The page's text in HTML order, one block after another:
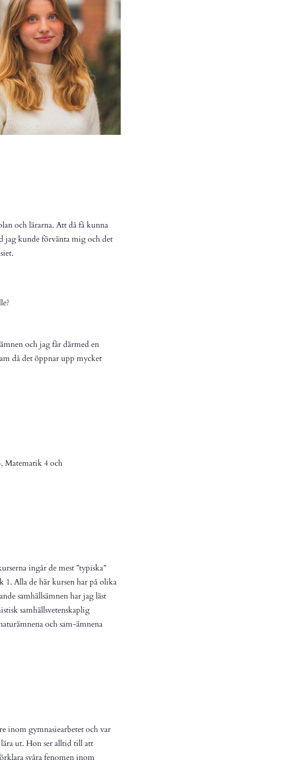
och lärarna. Att då få kunna
jag kunde förvänta mig och det
och jag får därmed en
då det öppnar upp mycket
Matematik 4 och
ingår de mest ”typiska”
Alla de här kursen har på olika
samhällsämnen har jag läst
samhällsvetenskaplig
och sam-ämnena
inom gymnasiearbetet och var
ut. Hon ser alltid till att
svåra fenomen inom